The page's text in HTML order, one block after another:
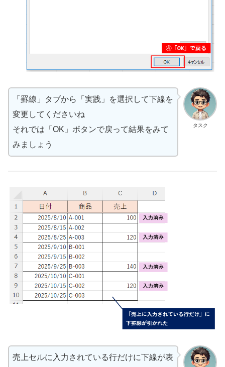
タスク
「罫線」タブから「実践」を選択して下線を
変更してくださいね
それでは「OK」ボタンで戻って結果をみて
みましょう
売上セルに入力されている行だけに下線が表